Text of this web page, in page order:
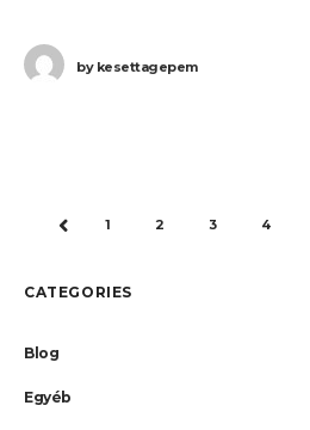
megközelítésről. A Tanács célja,
bykesettagepem
PREV1 2 3 4
CATEGORIES
Blog
Egyéb